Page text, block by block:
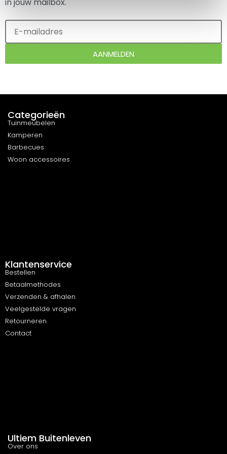
AANMELDEN
Categorieën
Tuinmeubelen
Kamperen
Barbecues
Woon accessoires
Klantenservice
Bestellen
Betaalmethodes
Verzenden & afhalen
Veelgestelde vragen
Retourneren
Contact
Ultiem Buitenleven
Over ons